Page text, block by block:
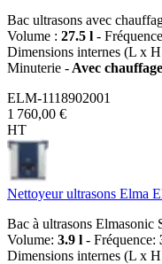
Bac ultrasons avec
Volume : 27.5 l -
Dimensions internes (L x
Minuterie - Avec
ELM-1118902001
1 760,00 €
HT
Nettoyeur ultrasons Elma
Bac à ultrasons Elmasonic
Volume: 3.9 l - Fréquence:
Dimensions internes (L x